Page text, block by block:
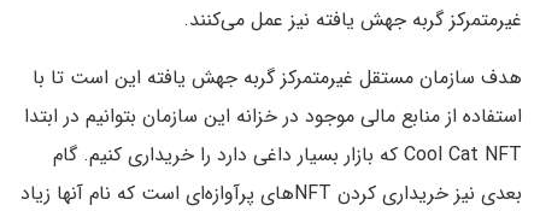
غیرمتمرکز گربه‌ جهش یافته نیز عمل می‌کنند.
هدف سازمان مستقل غیرمتمرکز گربه جهش یافته این است تا با
استفاده از منابع مالی موجود در خزانه این سازمان بتوانیم در ابتدا
Cool Cat NFT که بازار بسیار داغی دارد را خریداری کنیم. گام
بعدی نیز خریداری کردن NFT‌های پرآوازه‌ای است که نام آنها زیاد